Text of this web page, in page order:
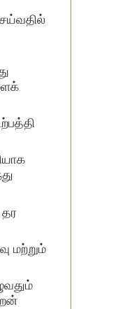
மற்றும்